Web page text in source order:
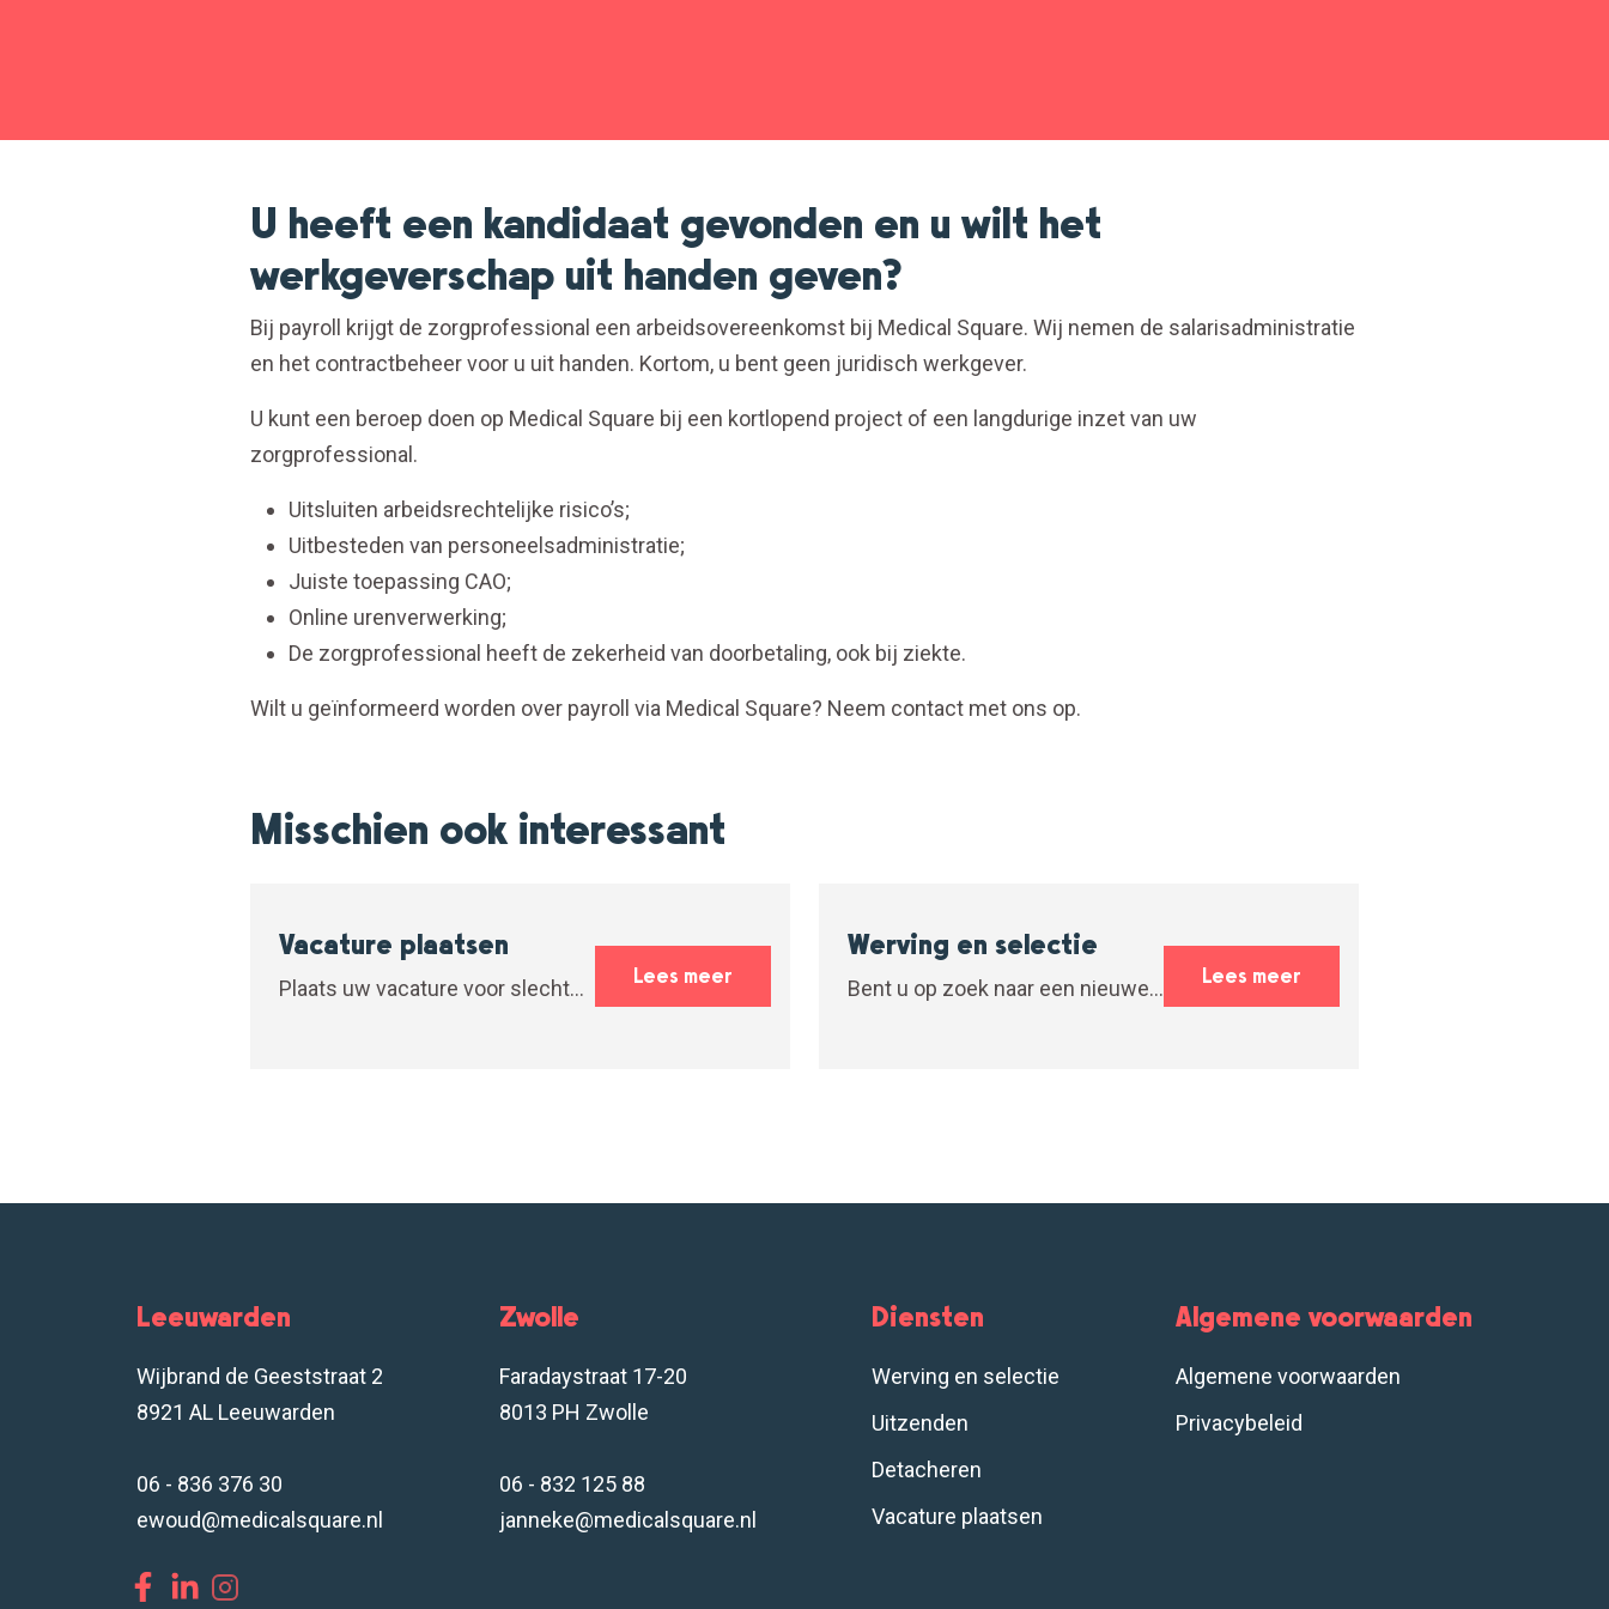
U heeft een kandidaat gevonden en u wilt het
werkgeverschap uit handen geven?
Bij payroll krijgt de zorgprofessional een arbeidsovereenkomst bij Medical Square. Wij nemen de salarisadministratie
en het contractbeheer voor u uit handen. Kortom, u bent geen juridisch werkgever.
U kunt een beroep doen op Medical Square bij een kortlopend project of een langdurige inzet van uw
zorgprofessional.
Uitsluiten arbeidsrechtelijke risico’s;
Uitbesteden van personeelsadministratie;
Juiste toepassing CAO;
Online urenverwerking;
De zorgprofessional heeft de zekerheid van doorbetaling, ook bij ziekte.
Wilt u geïnformeerd worden over payroll via Medical Square? Neem contact met ons op.
Misschien ook interessant
Vacature plaatsen
Plaats uw vacature voor slechts
Lees meer
Werving en selectie
Bent u op zoek naar een nieuwe... Lees meer
Leeuwarden
Wijbrand de Geeststraat 2
8921 AL Leeuwarden
06 - 836 376 30
ewoud@medicalsquare.nl
Zwolle
Faradaystraat 17-20
8013 PH Zwolle
06 - 832 125 88
janneke@medicalsquare.nl
Diensten
Werving en selectie
Uitzenden
Detacheren
Vacature plaatsen
Algemene voorwaarden
Algemene voorwaarden
Privacybeleid